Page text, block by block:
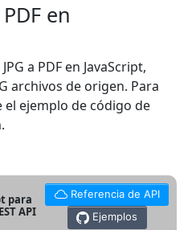
en
a PDF en JavaScript,
archivos de origen. Para
ejemplo de código de
para
API
Referencia de API
Ejemplos